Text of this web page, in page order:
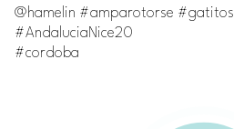
@hamelin #amparotorse #gatitos #ojosdegato
#AndaluciaNice20
#cordoba